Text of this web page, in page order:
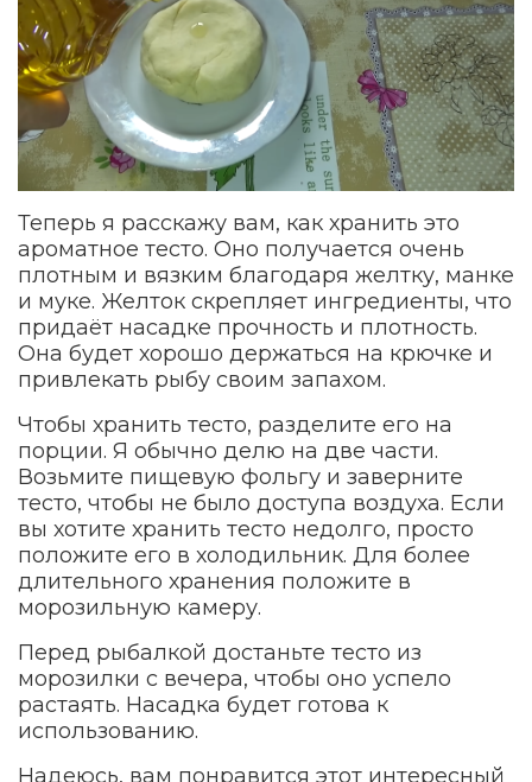
Теперь я расскажу вам, как хранить это
ароматное тесто. Оно получается очень
плотным и вязким благодаря желтку, манке
и муке. Желток скрепляет ингредиенты, что
придаёт насадке прочность и плотность.
Она будет хорошо держаться на крючке и
привлекать рыбу своим запахом.
Чтобы хранить тесто, разделите его на
порции. Я обычно делю на две части.
Возьмите пищевую фольгу и заверните
тесто, чтобы не было доступа воздуха. Если
вы хотите хранить тесто недолго, просто
положите его в холодильник. Для более
длительного хранения положите в
морозильную камеру.
Перед рыбалкой достаньте тесто из
морозилки с вечера, чтобы оно успело
растаять. Насадка будет готова к
использованию.
Надеюсь, вам понравится этот интересный